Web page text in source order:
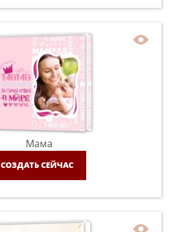
Мама
СОЗДАТЬ СЕЙЧАС